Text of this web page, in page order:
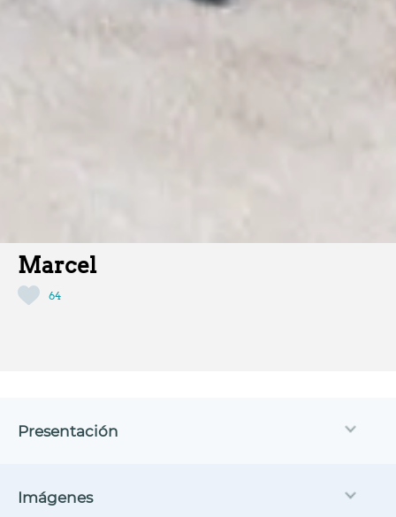
Marcel
64
Presentación
Imágenes